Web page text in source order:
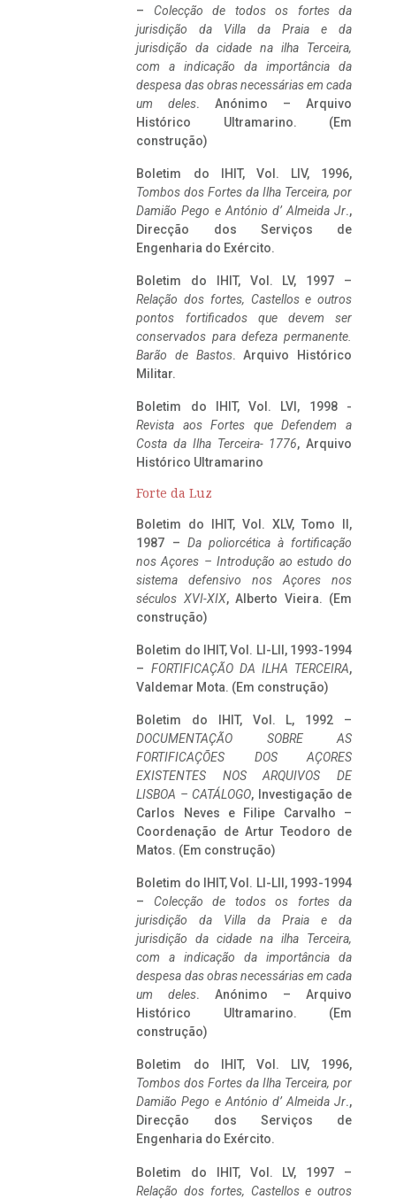
– Colecção de todos os fortes da
jurisdição da Villa da Praia e da
jurisdição da cidade na ilha Terceira,
com a indicação da importância da
despesa das obras necessárias em cada
um deles. Anónimo – Arquivo
Histórico Ultramarino. (Em
construção)
Boletim do IHIT, Vol. LIV, 1996,
Tombos dos Fortes da Ilha Terceira, por
Damião Pego e António d’ Almeida Jr.,
Direcção dos Serviços de
Engenharia do Exército.
Boletim do IHIT, Vol. LV, 1997 –
Relação dos fortes, Castellos e outros
pontos fortificados que devem ser
conservados para defeza permanente.
Barão de Bastos. Arquivo Histórico
Militar.
Boletim do IHIT, Vol. LVI, 1998 -
Revista aos Fortes que Defendem a
Costa da Ilha Terceira- 1776, Arquivo
Histórico Ultramarino
Forte da Luz
Boletim do IHIT, Vol. XLV, Tomo II,
1987 – Da poliorcética à fortificação
nos Açores – Introdução ao estudo do
sistema defensivo nos Açores nos
séculos XVI-XIX, Alberto Vieira. (Em
construção)
Boletim do IHIT, Vol. LI-LII, 1993-1994
– FORTIFICAÇÃO DA ILHA TERCEIRA,
Valdemar Mota. (Em construção)
Boletim do IHIT, Vol. L, 1992 –
DOCUMENTAÇÃO SOBRE AS
FORTIFICAÇÕES DOS AÇORES
EXISTENTES NOS ARQUIVOS DE
LISBOA – CATÁLOGO, Investigação de
Carlos Neves e Filipe Carvalho –
Coordenação de Artur Teodoro de
Matos. (Em construção)
Boletim do IHIT, Vol. LI-LII, 1993-1994
– Colecção de todos os fortes da
jurisdição da Villa da Praia e da
jurisdição da cidade na ilha Terceira,
com a indicação da importância da
despesa das obras necessárias em cada
um deles. Anónimo – Arquivo
Histórico Ultramarino. (Em
construção)
Boletim do IHIT, Vol. LIV, 1996,
Tombos dos Fortes da Ilha Terceira, por
Damião Pego e António d’ Almeida Jr.,
Direcção dos Serviços de
Engenharia do Exército.
Boletim do IHIT, Vol. LV, 1997 –
Relação dos fortes, Castellos e outros